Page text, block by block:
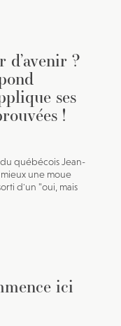
d’avenir ?
ses
!
québécois Jean-
une moue
d'un "oui, mais
ici
notre lettre